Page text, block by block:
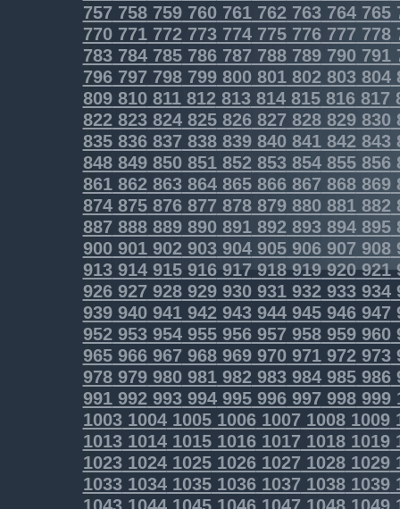
757758759760761762763764765
770771772773774775776777 778
783784785786787788789790791
796797798799800801802803804
809810811812813814815816817
822823824825826827 828829830
835836837838839840841842843
848849850851852853854855856
861862863864865866867 868869
874875876877 878879880 881882
887888889890891892893894895
900901902903904905906907 908
913914915916917918919920921
926927928929930931932933934
939940941942943944945946947
952953954955956957958959960
965966967968969970971972973
978979980981982983984985986
991992993994995996997998999
1003100410051006100710081009
1013101410151016101710181019
1023102410251026102710281029
1033103410351036103710381039